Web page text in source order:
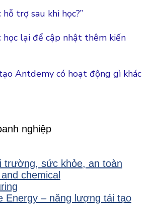
hỗ trợ sau khi học?”
học lại để cập nhật thêm kiến
Antdemy có hoạt động gì khác
nghiệp
trường, sức khỏe, an toàn
chemical
Energy – năng lượng tái tạo